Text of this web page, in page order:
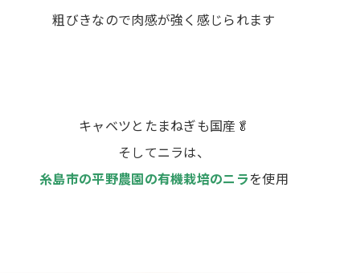
粗びきなので肉感が強く感じられます
キャベツとたまねぎも国産🥬
そしてニラは、
糸島市の平野農園の有機栽培のニラを使用